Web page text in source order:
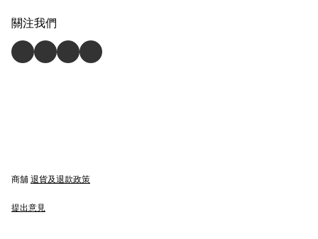
關注我們
商舖 退貨及退款政策
提出意見